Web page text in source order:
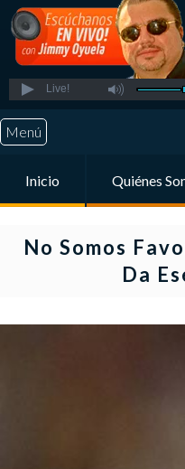
Live!
Menú
Inicio Quiénes
No Somos
Da